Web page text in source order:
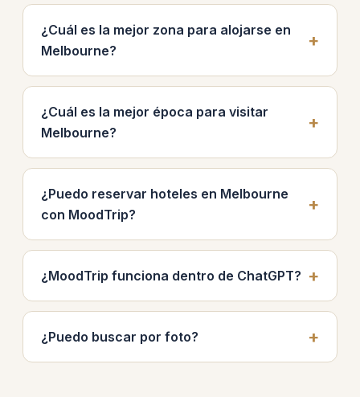
¿Cuál es la mejor zona para alojarse en
Melbourne?
¿Cuál es la mejor época para visitar
Melbourne?
¿Puedo reservar hoteles en Melbourne
con MoodTrip?
¿MoodTrip funciona dentro de ChatGPT?
¿Puedo buscar por foto?